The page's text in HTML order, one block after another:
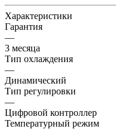
Характеристики
Гарантия
—
3 месяца
Тип охлаждения
—
Динамический
Тип регулировки
—
Цифровой контроллер
Температурный режим